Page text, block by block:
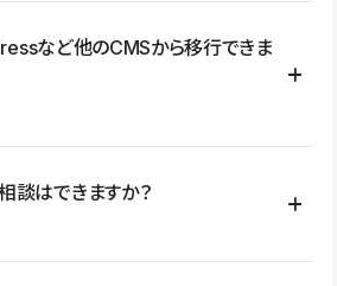
ービスサイト、LP、採用サイト、ブロ
サイト、店舗・商品紹介サイト、ポートフ
きます。
など他のCMSから移行できま
コンテンツ、URLを整理したうえで、
で移行できます。 WordPressの場合は、
談はできますか？